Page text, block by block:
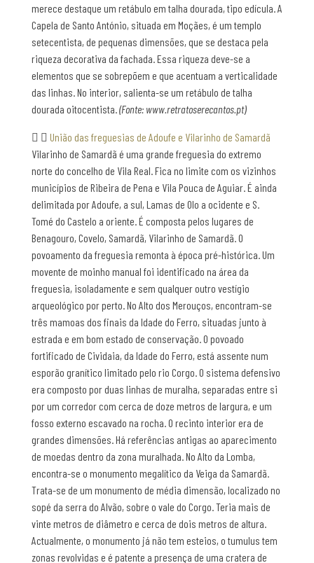
merece destaque um retábulo em talha dourada, tipo edícula. A
Capela de Santo António, situada em Moçães, é um templo
setecentista, de pequenas dimensões, que se destaca pela
riqueza decorativa da fachada. Essa riqueza deve-se a
elementos que se sobrepõem e que acentuam a verticalidade
das linhas. No interior, salienta-se um retábulo de talha
dourada oitocentista.(Fonte: www.retratoserecantos.pt)
União das freguesias de Adoufe e Vilarinho de Samardã
Vilarinho de Samardã é uma grande freguesia do extremo
norte do concelho de Vila Real. Fica no limite com os vizinhos
municípios de Ribeira de Pena e Vila Pouca de Aguiar. É ainda
delimitada por Adoufe, a sul, Lamas de Olo a ocidente e S.
Tomé do Castelo a oriente. É composta pelos lugares de
Benagouro, Covelo, Samardã, Vilarinho de Samardã. O
povoamento da freguesia remonta à época pré-histórica. Um
movente de moinho manual foi identificado na área da
freguesia, isoladamente e sem qualquer outro vestígio
arqueológico por perto. No Alto dos Merouços, encontram-se
três mamoas dos finais da Idade do Ferro, situadas junto à
estrada e em bom estado de conservação. O povoado
fortificado de Cividaia, da Idade do Ferro, está assente num
esporão granítico limitado pelo rio Corgo. O sistema defensivo
era composto por duas linhas de muralha, separadas entre si
por um corredor com cerca de doze metros de largura, e um
fosso externo escavado na rocha. O recinto interior era de
grandes dimensões. Há referências antigas ao aparecimento
de moedas dentro da zona muralhada. No Alto da Lomba,
encontra-se o monumento megalítico da Veiga da Samardã.
Trata-se de um monumento de média dimensão, localizado no
sopé da serra do Alvão, sobre o vale do Corgo. Teria mais de
vinte metros de diâmetro e cerca de dois metros de altura.
Actualmente, o monumento já não tem esteios, o tumulus tem
zonas revolvidas e é patente a presença de uma cratera de